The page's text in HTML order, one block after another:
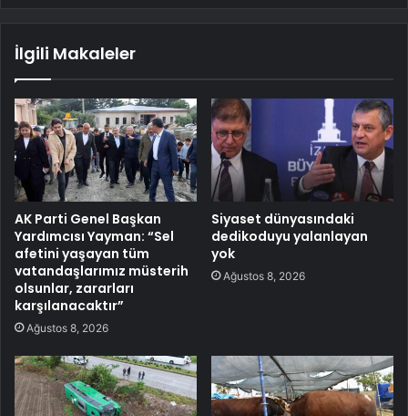
İlgili Makaleler
AK Parti Genel Başkan
Yardımcısı Yayman: “Sel
afetini yaşayan tüm
vatandaşlarımız müsterih
olsunlar, zararları
karşılanacaktır”
Ağustos 8, 2026
Siyaset dünyasındaki
dedikoduyu yalanlayan
yok
Ağustos 8, 2026